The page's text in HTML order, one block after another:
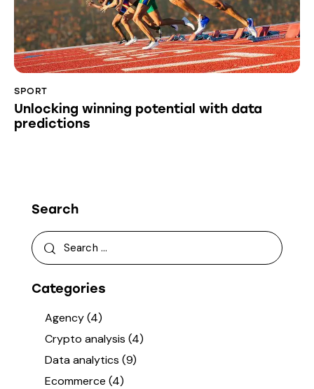
SPORT
Unlocking winning potential with data
predictions
Search
Categories
Agency(4)
Crypto analysis (4)
Data analytics (9)
Ecommerce (4)